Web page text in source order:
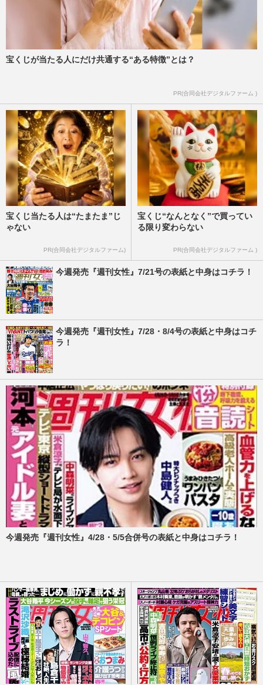
宝くじが当たる人にだけ共通する“ある特徴”とは？
PR(合同会社デジタルファーム )
宝くじ当たる人は“たまたま”じ
ゃない
PR(合同会社デジタルファーム)
宝くじ“なんとなく”で買ってい
る限り変わらない
PR(合同会社デジタルファーム )
今週発売『週刊女性』7/21号の表紙と中身はコチラ！
今週発売『週刊女性』7/28・8/4号の表紙と中身はコチ
ラ！
今週発売『週刊女性』4/28・5/5合併号の表紙と中身はコチラ！